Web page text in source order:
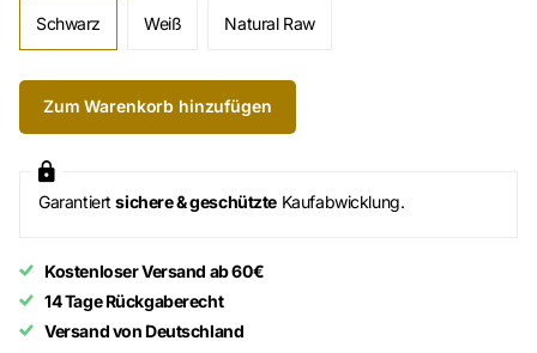
Schwarz Weiß Natural Raw
Zum Warenkorb hinzufügen
Garantiertsichere & geschützte Kaufabwicklung.
Kostenloser Versand ab 60€
14 Tage Rückgaberecht
Versand von Deutschland